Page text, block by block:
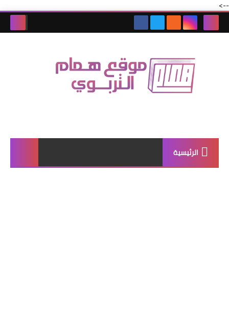
-->
الرئيسية